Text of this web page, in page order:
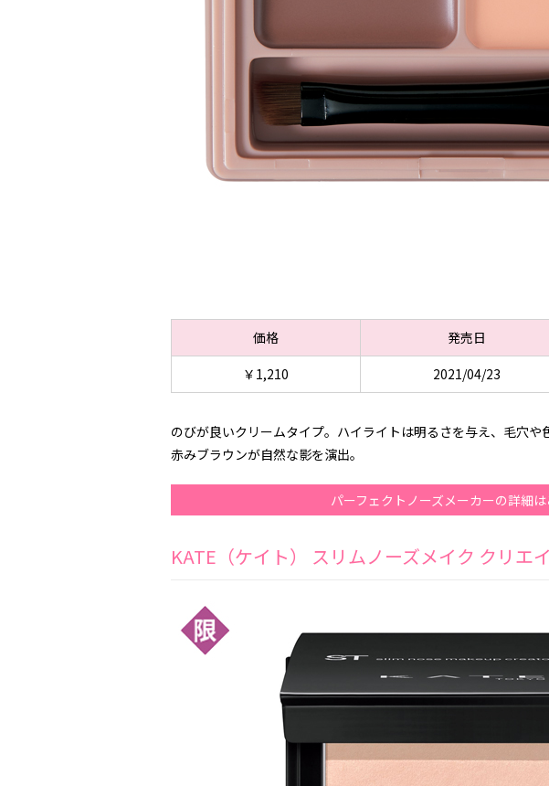
価格 発売日
￥1,210
2021/04/23
のびが良いクリームタイプ。ハイライトは明るさを与え、毛穴や
赤みブラウンが自然な影を演出。
パーフェクトノーズメーカーの詳細は
KATE（ケイト） スリムノーズメイク クリエ